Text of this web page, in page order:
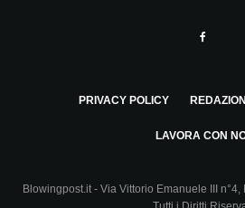
PRIVACY POLICY
LAVORA CON
Blowingpost.it - Via Vittorio Emanuele III